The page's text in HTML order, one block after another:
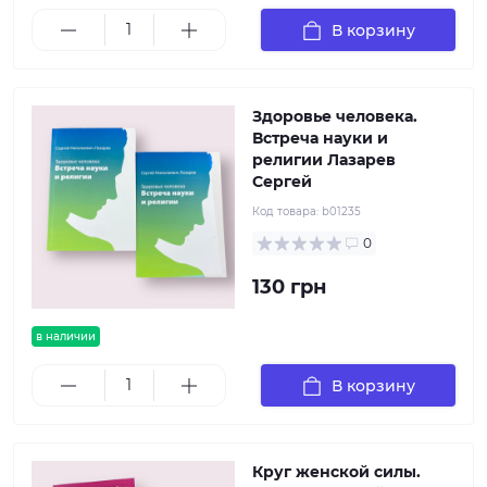
В корзину
в наличии
Здоровье человека.
Встреча науки и
религии Лазарев
Сергей
Код товара: b01235
0
130 грн
В корзину
Круг женской силы.